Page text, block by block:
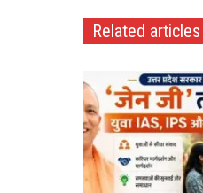
Related articles